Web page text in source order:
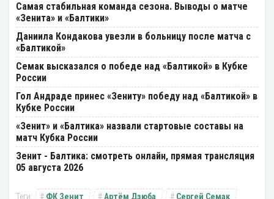
Самая стабильная команда сезона. Выводы о матче
«Зенита» и «Балтики»
Даниила Кондакова увезли в больницу после матча с
«Балтикой»
Семак высказался о победе над «Балтикой» в Кубке
России
Гол Андраде принес «Зениту» победу над «Балтикой» в
Кубке России
«Зенит» и «Балтика» назвали стартовые составы на
матч Кубка России
Зенит - Балтика: смотреть онлайн, прямая трансляция
05 августа 2026
ФК Зенит Артём Дзюба Сергей Семак